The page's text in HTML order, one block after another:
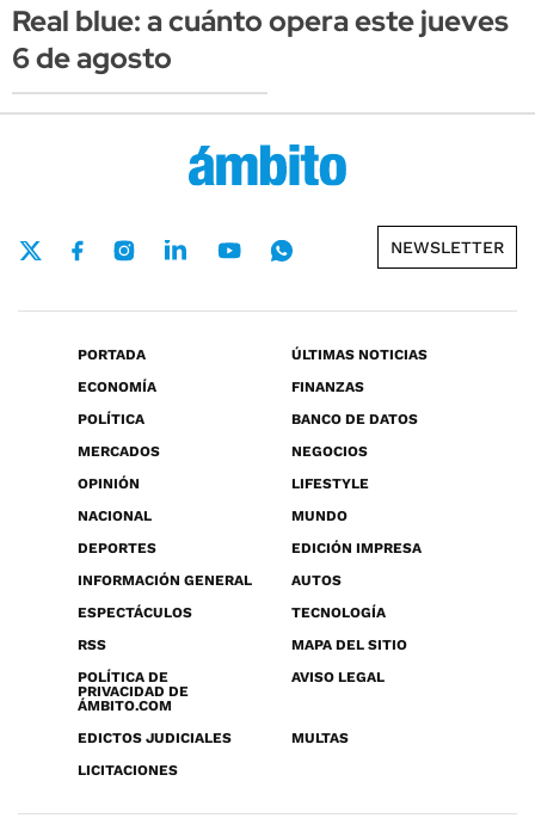
Real blue: a cuánto opera este jueves
6 de agosto
NEWSLETTER
PORTADA
ÚLTIMAS NOTICIAS
ECONOMÍA
FINANZAS
POLÍTICA
BANCO DE DATOS
MERCADOS
NEGOCIOS
OPINIÓN
LIFESTYLE
NACIONAL
MUNDO
DEPORTES
EDICIÓN IMPRESA
INFORMACIÓN GENERAL
AUTOS
ESPECTÁCULOS
TECNOLOGÍA
RSS
MAPA DEL SITIO
POLÍTICA DE
PRIVACIDAD DE
ÁMBITO.COM
AVISO LEGAL
EDICTOS JUDICIALES
MULTAS
LICITACIONES